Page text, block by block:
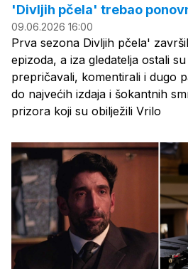
'Divljih pčela' trebao
09.06.2026 16:00
Prva sezona Divljih pčela'
epizoda, a iza gledatelja ostali
prepričavali, komentirali i dugo
do najvećih izdaja i šokantnih
prizora koji su obilježili Vrilo